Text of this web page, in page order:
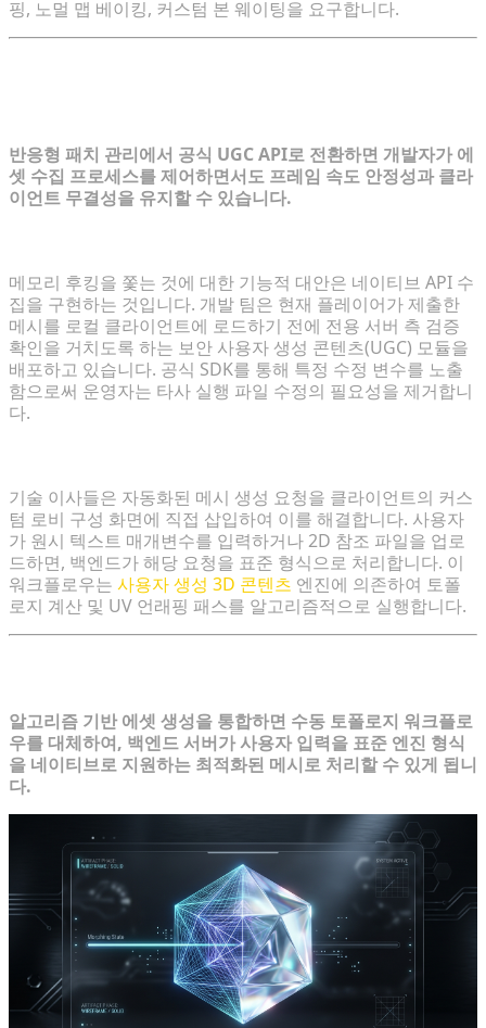
핑, 노멀 맵 베이킹, 커스텀 본 웨이팅을 요구합니다.
반응형 패치 관리에서 공식 UGC API로 전환하면 개발자가 에
셋 수집 프로세스를 제어하면서도 프레임 속도 안정성과 클라
이언트 무결성을 유지할 수 있습니다.
메모리 후킹을 쫓는 것에 대한 기능적 대안은 네이티브 API 수
집을 구현하는 것입니다. 개발 팀은 현재 플레이어가 제출한
메시를 로컬 클라이언트에 로드하기 전에 전용 서버 측 검증
확인을 거치도록 하는 보안 사용자 생성 콘텐츠(UGC) 모듈을
배포하고 있습니다. 공식 SDK를 통해 특정 수정 변수를 노출
함으로써 운영자는 타사 실행 파일 수정의 필요성을 제거합니
다.
기술 이사들은 자동화된 메시 생성 요청을 클라이언트의 커스
텀 로비 구성 화면에 직접 삽입하여 이를 해결합니다. 사용자
가 원시 텍스트 매개변수를 입력하거나 2D 참조 파일을 업로
드하면, 백엔드가 해당 요청을 표준 형식으로 처리합니다. 이
워크플로우는 사용자 생성 3D 콘텐츠 엔진에 의존하여 토폴
로지 계산 및 UV 언래핑 패스를 알고리즘적으로 실행합니다.
알고리즘 기반 에셋 생성을 통합하면 수동 토폴로지 워크플로
우를 대체하여, 백엔드 서버가 사용자 입력을 표준 엔진 형식
을 네이티브로 지원하는 최적화된 메시로 처리할 수 있게 됩니
다.